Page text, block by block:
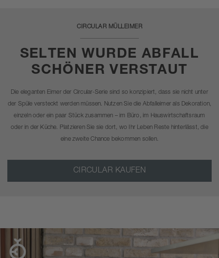
CIRCULAR MÜLLEIMER
SELTEN WURDE ABFALL
SCHÖNER VERSTAUT
Die eleganten Eimer der Circular-Serie sind so konzipiert, dass sie nicht unter
der Spüle versteckt werden müssen. Nutzen Sie die Abfalleimer als Dekoration,
einzeln oder ein paar Stück zusammen – im Büro, im Hauswirtschaftsraum
oder in der Küche. Platzieren Sie sie dort, wo Ihr Leben Reste hinterlässt, die
eine zweite Chance bekommen sollen.
CIRCULAR KAUFEN